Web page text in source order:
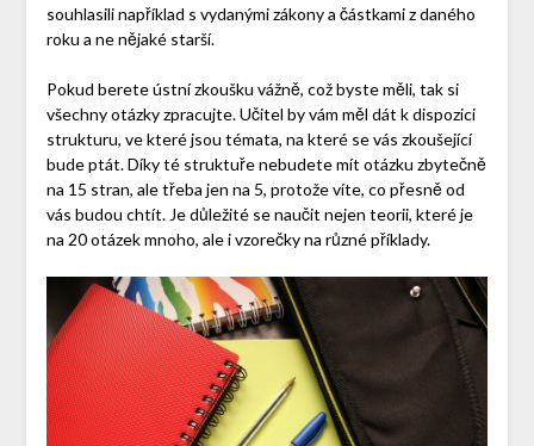
souhlasili například s vydanými zákony a částkami z daného
roku a ne nějaké starší.
Pokud berete ústní zkoušku vážně, což byste měli, tak si
všechny otázky zpracujte. Učitel by vám měl dát k dispozici
strukturu, ve které jsou témata, na které se vás zkoušející
bude ptát. Díky té struktuře nebudete mít otázku zbytečně
na 15 stran, ale třeba jen na 5, protože víte, co přesně od
vás budou chtít. Je důležité se naučit nejen teorii, které je
na 20 otázek mnoho, ale i vzorečky na různé příklady.